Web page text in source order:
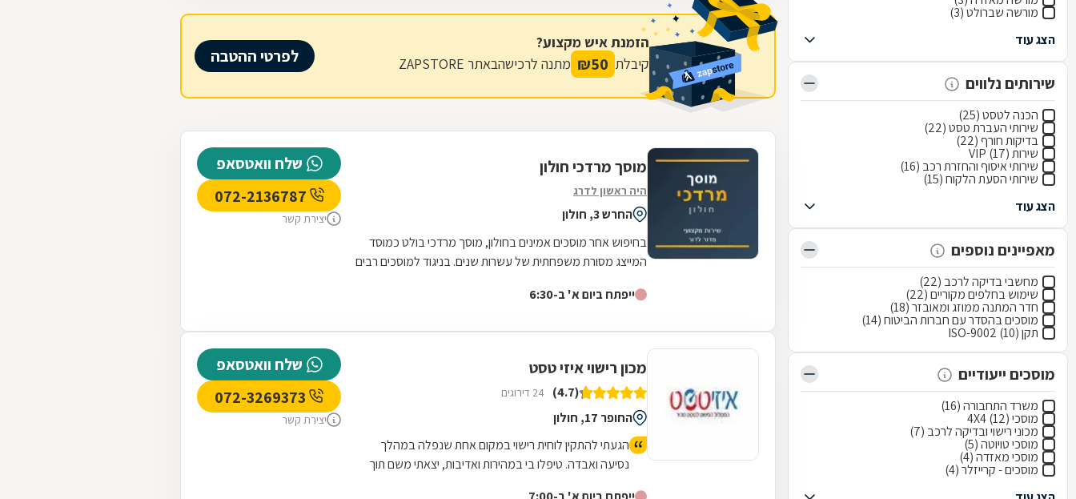
מורשה שברולט (3)
הצג עוד
שירותים נלווים
הכנה לטסט (25)
שירותי העברת טסט (22)
בדיקות חורף (22)
שירות VIP (17)
שירותי איסוף והחזרת רכב (16)
שירותי הסעת הלקוח (15)
הצג עוד
מאפיינים נוספים
מחשבי בדיקה לרכב (22)
שימוש בחלפים מקוריים (22)
חדר המתנה ממוזג ומאובזר (18)
מוסכים בהסדר עם חברות הביטוח (14)
תקן ISO-9002 (10)
מוסכים ייעודיים
משרד התחבורה (16)
מוסכי 4X4 (12)
מכוני רישוי ובדיקה לרכב (7)
מוסכי טויוטה (5)
מוסכי מאזדה (4)
מוסכים - קרייזלר (4)
הזמנת איש מקצוע?
קיבלת 50
₪ מתנה לרכישהבאתר ZAPSTORE לפרטי ההטבה
מוסך מרדכי חולון
היה ראשון לדרג
החרש 3, חולון
בחיפוש אחר מוסכים אמינים בחולון, מוסך מרדכי בולט כמוסד
המייצג מסורת משפחתית של עשרות שנים. בניגוד למוסכים רבים
ייפתח ביום א' ב-6:30
שלח וואטסאפ
יצירת קשר
מכון רישוי איזי טסט
(4.7) 24 דירוגים
החופר 17, חולון
הגעתי להתקין לוחית רישוי במקום אחת שנפלה במהלך
נסיעה ואבדה. טיפלו בי במהירות ואדיבות, יצאתי משם תוך
שלח וואטסאפ
יצירת קשר